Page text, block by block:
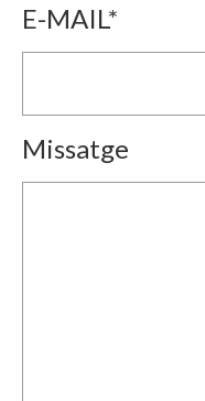
E-MAIL*
Missatge